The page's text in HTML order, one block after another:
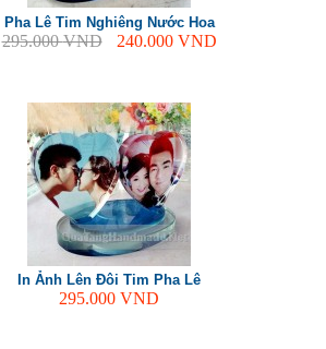
Pha Lê Tim Nghiêng Nước Hoa
295.000VND 240.000 VND
In Ảnh Lên Đôi Tim Pha Lê
295.000 VND